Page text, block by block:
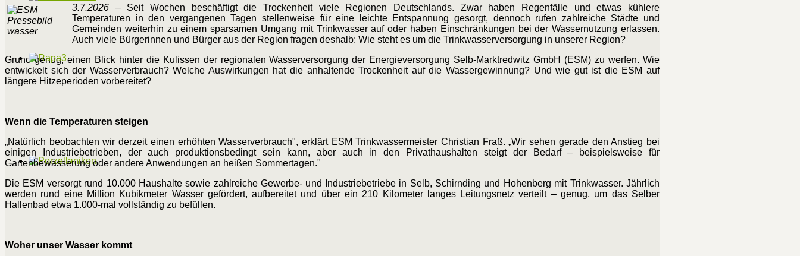
3.7.2026 – Seit Wochen beschäftigt die Trockenheit viele Regionen Deutschlands. Zwar haben Regenfälle und etwas kühlere
Temperaturen in den vergangenen Tagen stellenweise für eine leichte Entspannung gesorgt, dennoch rufen zahlreiche Städte und
Gemeinden weiterhin zu einem sparsamen Umgang mit Trinkwasser auf oder haben Einschränkungen bei der Wassernutzung erlassen.
Auch viele Bürgerinnen und Bürger aus der Region fragen deshalb: Wie steht es um die Trinkwasserversorgung in unserer Region?
Grund genug, einen Blick hinter die Kulissen der regionalen Wasserversorgung der Energieversorgung Selb-Marktredwitz GmbH (ESM) zu werfen. Wie
entwickelt sich der Wasserverbrauch? Welche Auswirkungen hat die anhaltende Trockenheit auf die Wassergewinnung? Und wie gut ist die ESM auf
längere Hitzeperioden vorbereitet?
Wenn die Temperaturen steigen
„Natürlich beobachten wir derzeit einen erhöhten Wasserverbrauch", erklärt ESM Trinkwassermeister Christian Fraß. „Wir sehen gerade den Anstieg bei
einigen Industriebetrieben, der auch produktionsbedingt sein kann, aber auch in den Privathaushalten steigt der Bedarf – beispielsweise für
Gartenbewässerung oder andere Anwendungen an heißen Sommertagen."
Die ESM versorgt rund 10.000 Haushalte sowie zahlreiche Gewerbe- und Industriebetriebe in Selb, Schirnding und Hohenberg mit Trinkwasser. Jährlich
werden rund eine Million Kubikmeter Wasser gefördert, aufbereitet und über ein 210 Kilometer langes Leitungsnetz verteilt – genug, um das Selber
Hallenbad etwa 1.000-mal vollständig zu befüllen.
Woher unser Wasser kommt